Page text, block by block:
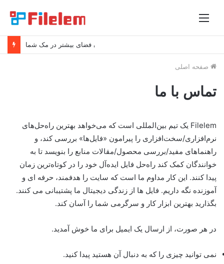
نکات ساده برای آزاد کردن فضای بیشتر در مک شما
صفحه اصلی
تماس با ما
Filelem یک تیم بین‌المللی است که می‌خواهد بهترین راه‌حل‌های
نرم‌افزاری/سخت‌افزاری را پیرامون «فایل‌ها» بررسی کند، و
راهنماهای مفید/بررسی محصول/مقالات منابع را بنویسد تا به
خوانندگان کمک کند راه‌حل فایل ایده‌آل خود را در کوتاه‌ترین زمان
پیدا کنند. این کار مداوم ما است که سایت را هدفمند، حرفه ای و
آموزنده نگه داریم. فایل ها از زندگی دیجیتال ما پشتیبانی می کنند.
بگذارید بهترین ابزار کار و سرگرمی شما را آسان کند.
در هر صورت، از ارسال یک ایمیل برای ما خوش آمدید.
نمی توانید چیزی را که به دنبال آن هستید پیدا کنید.